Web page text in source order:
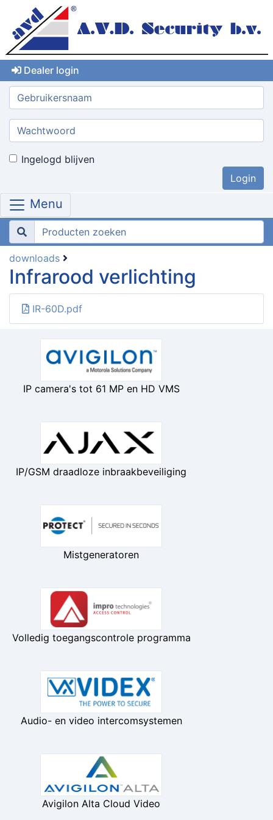
Dealer login
Gebruikersnaam:
Wachtwoord:
Ingelogd blijven
Menu
downloads
Infrarood verlichting
IR-60D.pdf
IP camera's tot 61 MP en HD VMS
IP/GSM draadloze inbraakbeveiliging
Mistgeneratoren
Volledig toegangscontrole programma
Audio- en video intercomsystemen
Avigilon Alta Cloud Video